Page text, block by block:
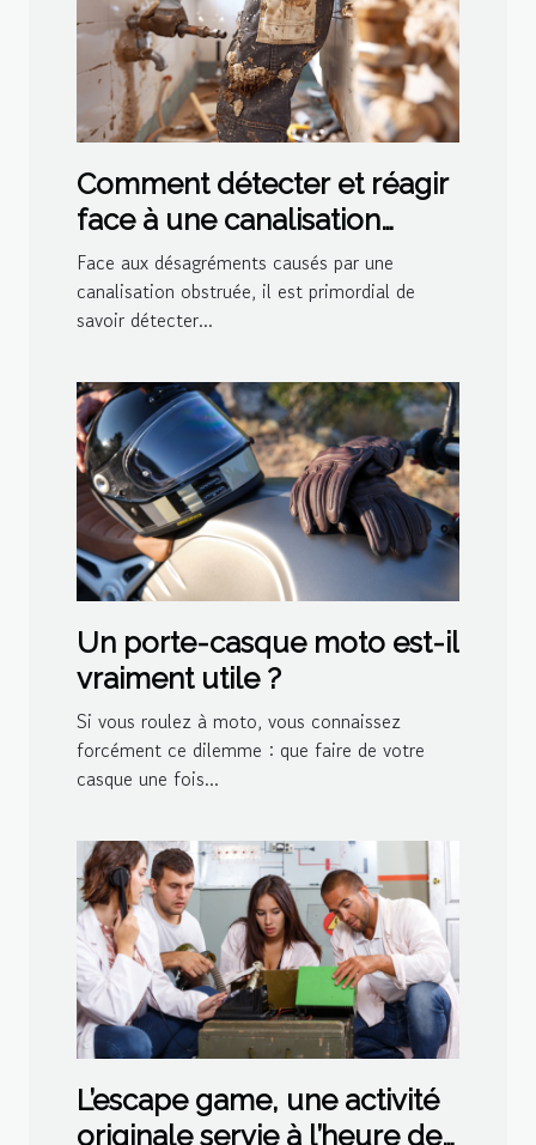
Comment détecter et réagir
face à une canalisation
bouchée
Face aux désagréments causés par une
canalisation obstruée, il est primordial de
savoir détecter...
Un porte-casque moto est-il
vraiment utile ?
Si vous roulez à moto, vous connaissez
forcément ce dilemme : que faire de votre
casque une fois...
L’escape game, une activité
originale servie à l’heure de